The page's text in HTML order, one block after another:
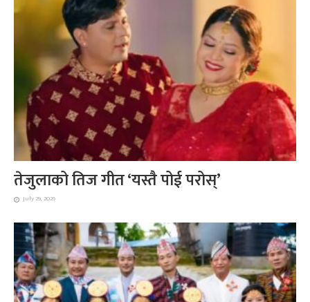
तेजुलाको तिज गीत ‘यस्तै पोई परोस्’
July 29, 2026